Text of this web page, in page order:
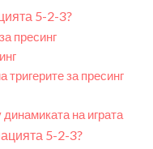
5-2-3?
пресинг
тригерите за пресинг
на играта
5-2-3?